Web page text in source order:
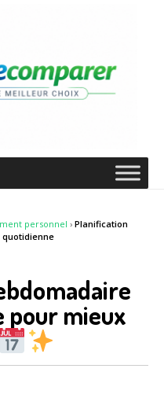
personnel › Planification
pour mieux